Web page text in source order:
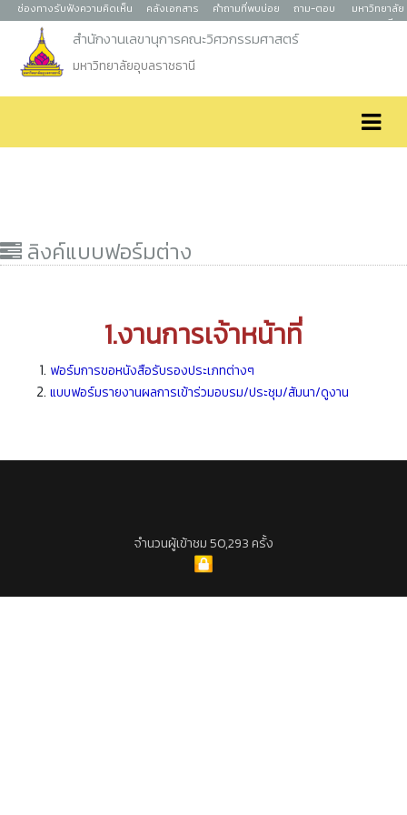
ช่องทางรับฟังความคิดเห็น คลังเอกสาร คำถามที่พบบ่อย ถาม-ตอบ
มหาวิทยาลัย
อุบลราชธานี
สำนักงานเลขานุการคณะวิศวกรรมศาสตร์
มหาวิทยาลัยอุบลราชธานี
ลิงค์แบบฟอร์มต่าง
1.งานการเจ้าหน้าที่
ฟอร์มการขอหนังสือรับรองประเภทต่างๆ
แบบฟอร์มรายงานผลการเข้าร่วมอบรม/ประชุม/สัมนา/ดูงาน
จำนวนผู้เข้าชม 50,293 ครั้ง